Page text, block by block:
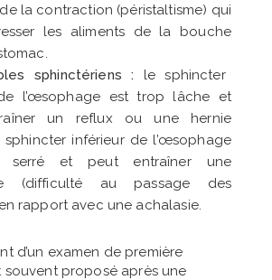
la contraction (péristaltisme) qui
les aliments de la bouche
sphinctériens : le sphincter
l’œsophage est trop lâche et
un reflux ou une hernie
sphincter inférieur de l’œsophage
serré et peut entraîner une
(difficulté au passage des
rapport avec une achalasie.
d’un examen de première
souvent proposé après une